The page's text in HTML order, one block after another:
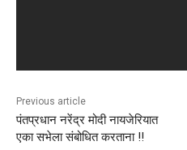
Previous article
पंतप्रधान नरेंद्र मोदी नायजेरियात
एका सभेला संबोधित करताना !!